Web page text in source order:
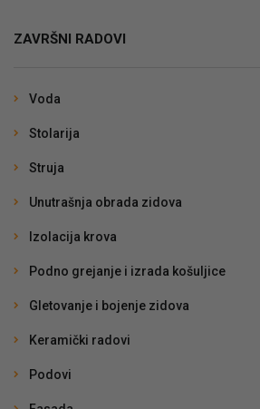
ZAVRŠNI RADOVI
Voda
Stolarija
Struja
Unutrašnja obrada zidova
Izolacija krova
Podno grejanje i izrada košuljice
Gletovanje i bojenje zidova
Keramički radovi
Podovi